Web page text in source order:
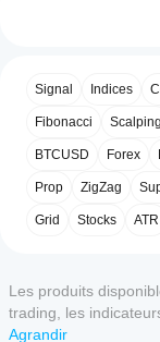
https://
Thanks.
3
100 %
0 %
0 %
Tout 5
une
instance
localedu
applications
cTrader
charge les
cBots ?
applications
charge
l'exécution
cloud des
Comment
performances
du cBot ?
Exécutez le
Signal Indices
Fibonacci Scalping
BTCUSD Forex
Prop ZigZag
Grid Stocks ATR
Les produits
trading, les
développeurs tiers et
Agrandir